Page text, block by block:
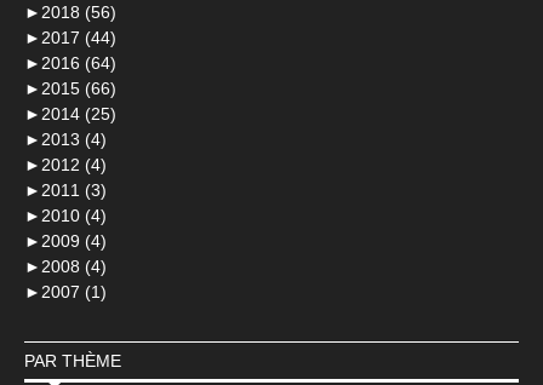
► 2018 (56)
► 2017 (44)
► 2016 (64)
► 2015 (66)
► 2014 (25)
► 2013 (4)
► 2012 (4)
► 2011 (3)
► 2010 (4)
► 2009 (4)
► 2008 (4)
► 2007 (1)
PAR THÈME